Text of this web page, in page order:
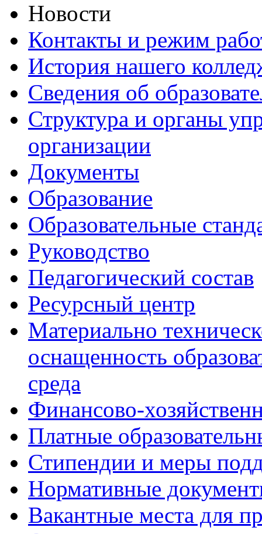
Новости
Контакты и режим
История нашего
Сведения об
Структура и органы
организации
Документы
Образование
Образовательные
Руководство
Педагогический состав
Ресурсный центр
Материально
оснащенность
среда
Финансово-
Платные
Стипендии и меры
Нормативные
Вакантные места для